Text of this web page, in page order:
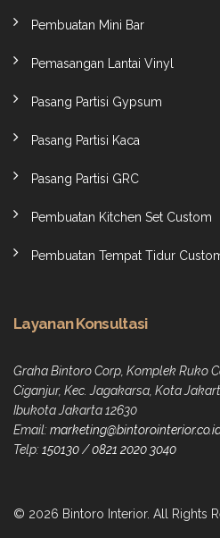
Pembuatan Mini Bar
Pemasangan Lantai Vinyl
Pasang Partisi Gypsum
Pasang Partisi Kaca
Pasang Partisi GRC
Pembuatan Kitchen Set Custom
Pembuatan Tempat Tidur
Layanan Konsultasi
Graha Bintoro Corp, Komplek Ruko
Ciganjur, Kec. Jagakarsa, Kota
Ibukota Jakarta 12630
Email:
Telp: 150130/0821 2020 3040
© 2026 Bintoro Interior. All Rights